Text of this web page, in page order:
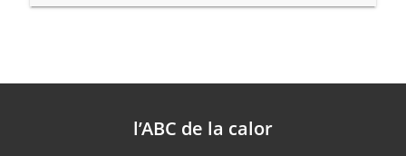
l’ABC de la calor